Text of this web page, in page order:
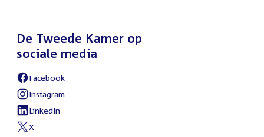
De Tweede Kamer op
sociale media
External
link:
Facebook
External
link:
Instagram
External
link:
LinkedIn
External
X